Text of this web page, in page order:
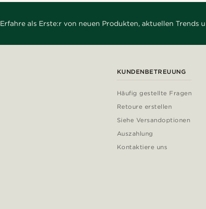
Erfahre als Erste:r von neuen Produkten, aktuellen Trends
KUNDENBETREUUNG
Häufig gestellte Fragen
Retoure erstellen
Siehe Versandoptionen
Auszahlung
Kontaktiere uns